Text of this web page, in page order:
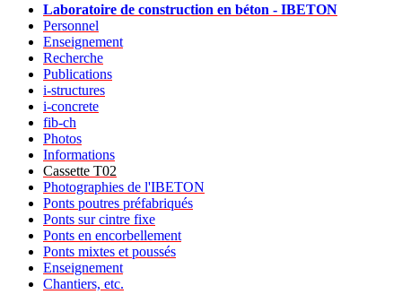
Laboratoire de construction en béton - IBETON
Personnel
Enseignement
Recherche
Publications
i-structures
i-concrete
fib-ch
Photos
Informations
Cassette T02
Photographies de l'IBETON
Ponts poutres préfabriqués
Ponts sur cintre fixe
Ponts en encorbellement
Ponts mixtes et poussés
Enseignement
Chantiers, etc.